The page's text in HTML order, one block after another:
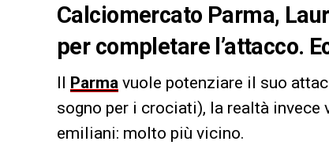
Calciomercato Parma,
per completare l’attacco.
Il Parma vuole potenziare il suo
sogno per i crociati), la realtà
emiliani: molto più vicino.